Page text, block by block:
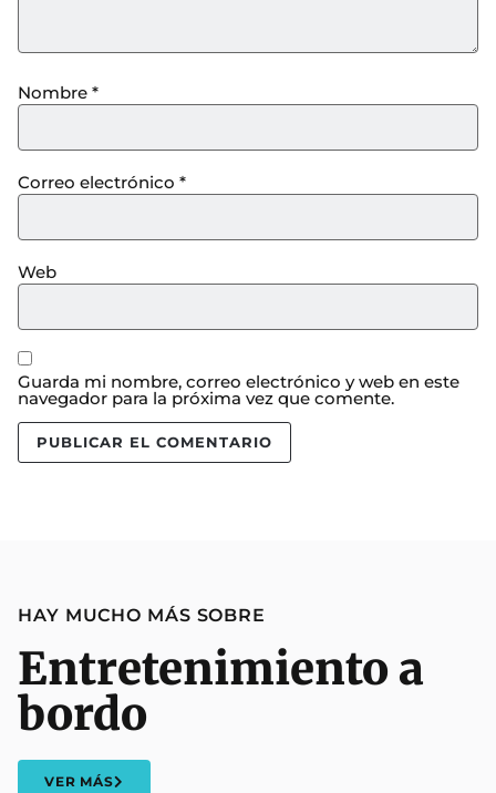
Nombre *
Correo electrónico *
Web
Guarda mi nombre, correo electrónico y web en este
navegador para la próxima vez que comente.
HAY MUCHO MÁS SOBRE
Entretenimiento a
bordo
VER MÁS